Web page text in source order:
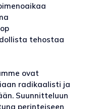
tehostaa
ovat
radikaalisti ja
Suunnitteluun
perinteiseen